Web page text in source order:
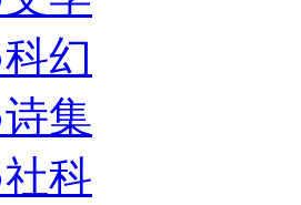
幻
集
科